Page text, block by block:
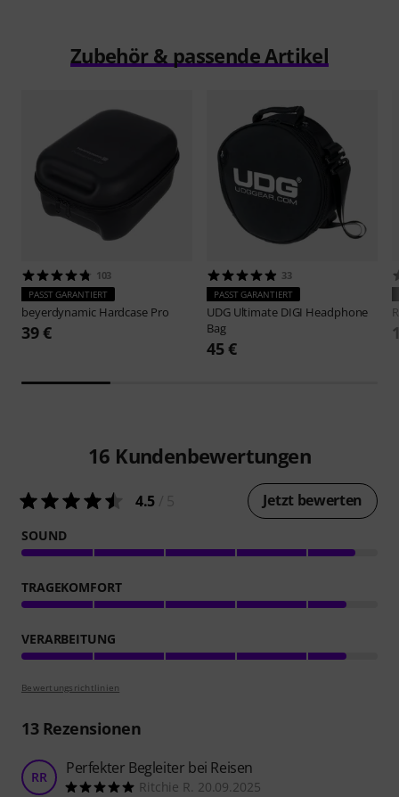
Zubehör & passende Artikel
103
PASST GARANTIERT
beyerdynamic Hardcase Pro
39 €
33
PASST GARANTIERT
UDG Ultimate DIGI Headphone
Bag
45 €
16 Kundenbewertungen
4.5 Jetzt bewerten
SOUND
TRAGEKOMFORT
VERARBEITUNG
Bewertungsrichtlinien
13Rezensionen
RR Perfekter Begleiter bei Reisen
Ritchie R. 20.09.2025